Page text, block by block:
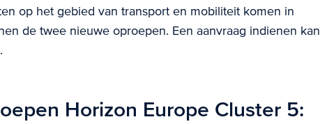
op het gebied van transport en mobiliteit komen in
de twee nieuwe oproepen. Een aanvraag indienen kan
Horizon Europe Cluster 5: